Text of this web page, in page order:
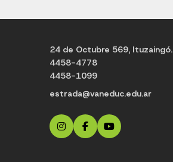
24 de Octubre 569, Ituzaingó.
4458-4778
4458-1099
estrada@vaneduc.edu.ar